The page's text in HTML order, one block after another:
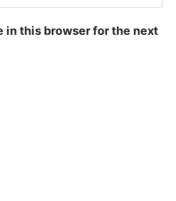
in this browser for the next